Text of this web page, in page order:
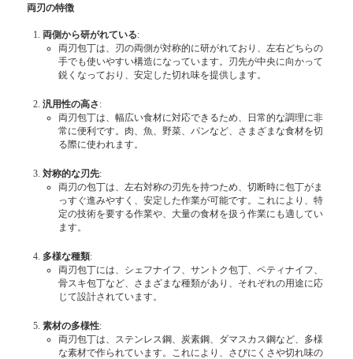
両刃の特徴
両側から研がれている:
両刃包丁は、刃の両側が対称的に研がれており、左右どちらの
手でも使いやすい構造になっています。刃先が中央に向かって
鋭くなっており、安定した切れ味を提供します。
汎用性の高さ :
両刃包丁は、幅広い食材に対応できるため、日常的な調理に非
常に便利です。肉、魚、野菜、パンなど、さまざまな食材を切
る際に使われます。
対称的な刃先:
両刃の包丁は、左右対称の刃先を持つため、切断時に包丁がま
っすぐ進みやすく、安定した作業が可能です。これにより、特
定の技術を要する作業や、大量の食材を扱う作業にも適してい
ます。
多様な種類:
両刃包丁には、シェフナイフ、サントク包丁、ペティナイフ、
骨スキ包丁など、さまざまな種類があり、それぞれの用途に応
じて設計されています。
素材の多様性:
両刃包丁は、ステンレス鋼、炭素鋼、ダマスカス鋼など、多様
な素材で作られています。これにより、さびにくさや切れ味の